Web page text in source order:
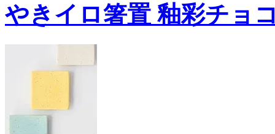
やきイロ箸置 釉彩チョ